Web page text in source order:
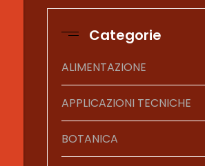
Categorie
ALIMENTAZIONE
APPLICAZIONI TECNICHE
BOTANICA